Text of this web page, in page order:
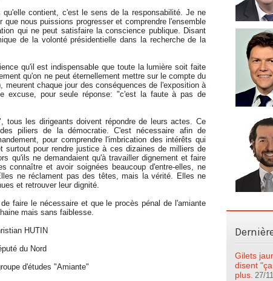
contient, c'est le sens de la responsabilité. Je ne
nous puissions progresser et comprendre l'ensemble
qui ne peut satisfaire la conscience publique. Disant
de la volonté présidentielle dans la recherche de la
qu'il est indispensable que toute la lumière soit faite
qu'on ne peut éternellement mettre sur le compte du
meurent chaque jour des conséquences de l'exposition à
excuse, pour seule réponse: "c'est la faute à pas de
tous les dirigeants doivent répondre de leurs actes. Ce
piliers de la démocratie. C'est nécessaire afin de
pour comprendre l'imbrication des intérêts qui
surtout pour rendre justice à ces dizaines de milliers de
qu'ils ne demandaient qu'à travailler dignement et faire
connaître et avoir soignées beaucoup d'entre-elles, ne
ne réclament pas des têtes, mais la vérité. Elles ne
et retrouver leur dignité.
faire le nécessaire et que le procès pénal de l'amiante
mais sans faiblesse.
HUTIN
du Nord
d'études "Amiante"
Gilets
disent
plus. 27/